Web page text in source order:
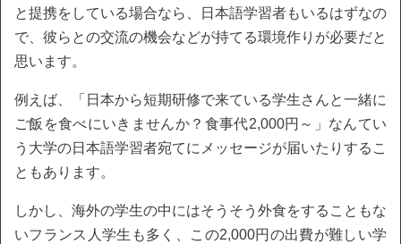
と提携をしている場合なら、日本語学習者もいるはずなの
で、彼らとの交流の機会などが持てる環境作りが必要だと
思います。
例えば、「日本から短期研修で来ている学生さんと一緒に
ご飯を食べにいきませんか？食事代2,000円～」なんてい
う大学の日本語学習者宛てにメッセージが届いたりするこ
ともあります。
しかし、海外の学生の中にはそうそう外食をすることもな
いフランス人学生も多く、この2,000円の出費が難しい学